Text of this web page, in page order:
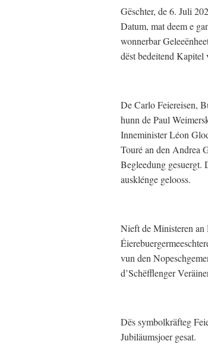
Gëschter, de 6. Juli
Datum, mat deem e
wonnerbar
dëst bedeitend Kapitel
De Carlo Feiereisen,
hunn de Paul
Inneminister Léon
Touré an den Andrea
Begleedung gesuergt.
ausklénge gelooss.
Nieft de Ministeren an
vun den
d’Schëfflenger
Dës symbolkräfteg
Jubiläumsjoer gesat.